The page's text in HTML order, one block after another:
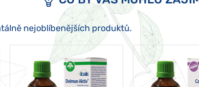
nejoblíbenějších produktů.